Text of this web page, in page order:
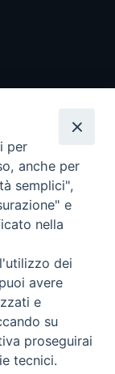
riservati - Vita
Torna
per
anche per
semplici",
e
nella
dei
avere
e
su
proseguirai
tecnici.